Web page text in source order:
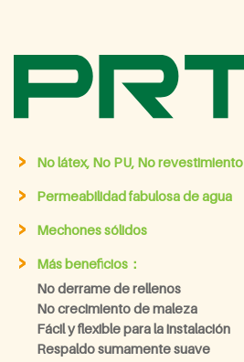
No látex, No PU, No revestimiento
Permeabilidad fabulosa de agua
Mechones sólidos
Más beneficios：
No derrame de rellenos
No crecimiento de maleza
Fácil y flexible para la instalación
Respaldo sumamente suave